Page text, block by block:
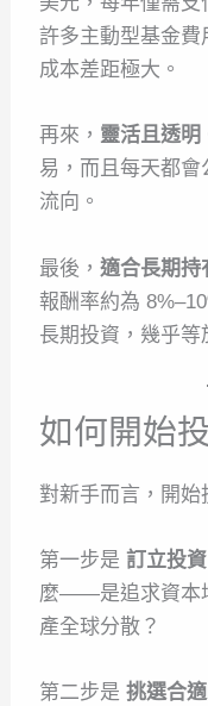
許多主動型基金費
成本差距極大。
再來， 靈活且透明
易，而且每天都
流向。
最後，適合長期持
報酬率約為
長期投資，幾乎等
如何開始
對新手而言，開始
第一步是訂立投
麼——是追求資本
產全球分散？
第二步是挑選合